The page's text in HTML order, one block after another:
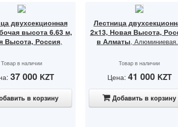
двухсекционная
высота 6.63 м,
Высота, Россия,
Товар в наличии
37 000 KZT
в корзину
Лестница
2х13, Новая Высота,
в Алматы,
Товар в наличии
Цена: 41 000 KZT
Добавить в корзину